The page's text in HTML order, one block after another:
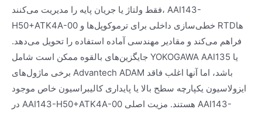
فقط ولتاژ یا جریان پایه را مدیریت می‌کنند، AAI143-
H50+ATK4A-00 خطی‌سازی داخلی برای ترموکوپل‌ها و RTDها
فراهم می‌کند و مقادیر مهندسی آماده استفاده را تحویل می‌دهد.
جایگزین‌های بالقوه ممکن است شامل YOKOGAWA AAI135 یا
برخی ماژول‌های Advantech ADAM باشد، اما آنها اغلب فاقد
ایزولاسیون یکپارچه سطح بالا یا پایداری کالیبراسیون خاص موجود
در AAI143-H50+ATK4A-00 هستند. مزیت اصلی AAI143-